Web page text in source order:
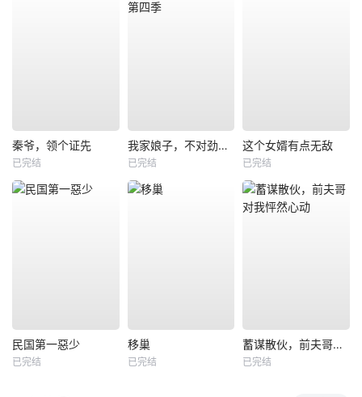
秦爷，领个证先
已完结
我家娘子，不对劲第四季
已完结
这个女婿有点无敌
已完结
民国第一惡少
已完结
移巢
已完结
蓄谋散伙，前夫哥对我怦然心动
已完结